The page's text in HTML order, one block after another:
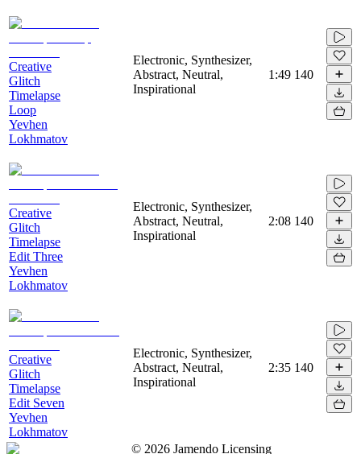
Creative
Glitch
Timelapse
Loop
Yevhen
Lokhmatov
Electronic, Synthesizer,
Abstract, Neutral,
Inspirational
1:49 140
Creative
Glitch
Timelapse
Edit Three
Yevhen
Lokhmatov
Electronic, Synthesizer,
Abstract, Neutral,
Inspirational
2:08 140
Creative
Glitch
Timelapse
Edit Seven
Yevhen
Lokhmatov
Electronic, Synthesizer,
Abstract, Neutral,
Inspirational
2:35 140
© 2026 Jamendo Licensing